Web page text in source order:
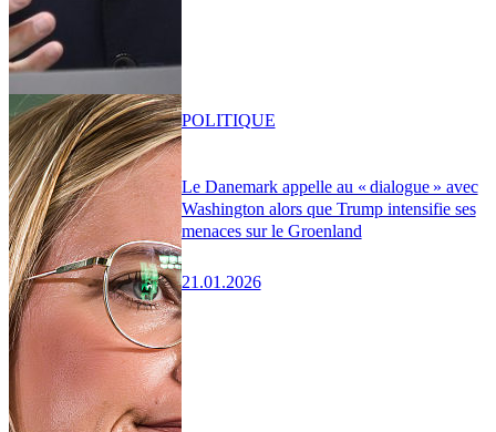
Le Danemark appelle au « dialogue » avec
Washington alors que Trump intensifie ses
menaces sur le Groenland
21.01.2026
POLITIQUE